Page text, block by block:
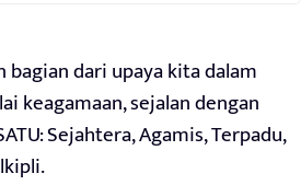
bagian dari upaya kita dalam
keagamaan, sejalan dengan
Sejahtera, Agamis, Terpadu,